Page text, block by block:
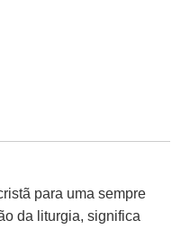
para uma sempre
da liturgia, significa